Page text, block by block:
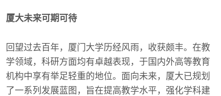
厦大未来可期可待
回望过去百年，厦门大学历经风雨，收获颇丰。在教
学领域，科研方面均有卓越表现，于国内外高等教育
机构中享有举足轻重的地位。面向未来，厦大已规划
了一系列发展蓝图，旨在提高教学水平，强化学科建